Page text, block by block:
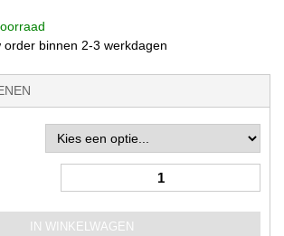
order binnen 2-3 werkdagen
IN WINKELWAGEN